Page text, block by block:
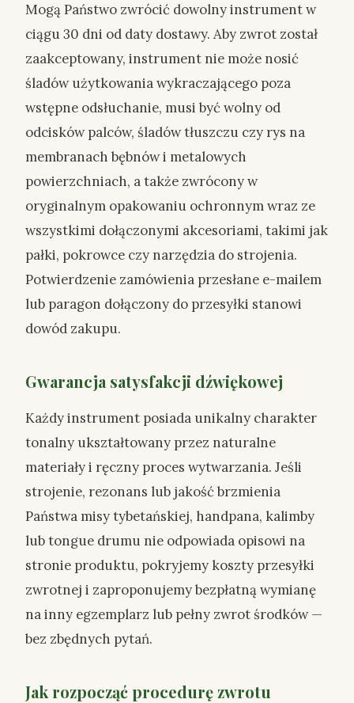
Mogą Państwo zwrócić dowolny instrument w
ciągu 30 dni od daty dostawy. Aby zwrot został
zaakceptowany, instrument nie może nosić
śladów użytkowania wykraczającego poza
wstępne odsłuchanie, musi być wolny od
odcisków palców, śladów tłuszczu czy rys na
membranach bębnów i metalowych
powierzchniach, a także zwrócony w
oryginalnym opakowaniu ochronnym wraz ze
wszystkimi dołączonymi akcesoriami, takimi jak
pałki, pokrowce czy narzędzia do strojenia.
Potwierdzenie zamówienia przesłane e-mailem
lub paragon dołączony do przesyłki stanowi
dowód zakupu.
Gwarancja satysfakcji dźwiękowej
Każdy instrument posiada unikalny charakter
tonalny ukształtowany przez naturalne
materiały i ręczny proces wytwarzania. Jeśli
strojenie, rezonans lub jakość brzmienia
Państwa misy tybetańskiej, handpana, kalimby
lub tongue drumu nie odpowiada opisowi na
stronie produktu, pokryjemy koszty przesyłki
zwrotnej i zaproponujemy bezpłatną wymianę
na inny egzemplarz lub pełny zwrot środków —
bez zbędnych pytań.
Jak rozpocząć procedurę zwrotu